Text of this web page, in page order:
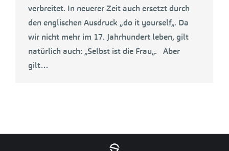
verbreitet. In neuerer Zeit auch ersetzt durch
den englischen Ausdruck „do it yourself„. Da
wir nicht mehr im 17. Jahrhundert leben, gilt
natürlich auch: „Selbst ist die Frau„. Aber
gilt…